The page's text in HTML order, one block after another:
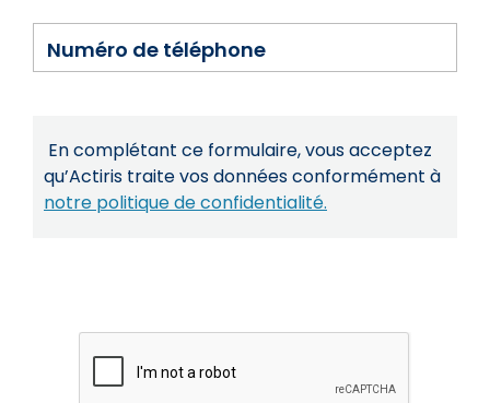
Numéro de téléphone
En complétant ce formulaire, vous acceptez
qu’Actiris traite vos données conformément à
notre politique de confidentialité.